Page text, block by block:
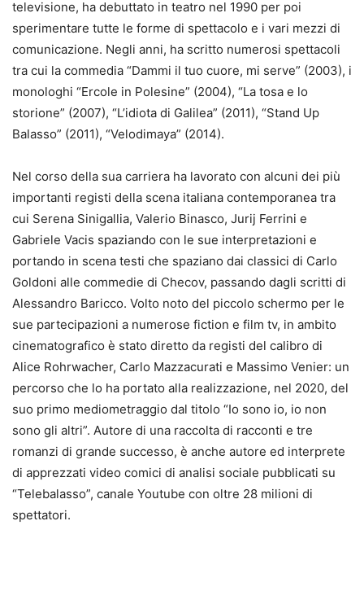
televisione, ha debuttato in teatro nel 1990 per poi
sperimentare tutte le forme di spettacolo e i vari mezzi di
comunicazione. Negli anni, ha scritto numerosi spettacoli
tra cui la commedia “Dammi il tuo cuore, mi serve” (2003), i
monologhi “Ercole in Polesine” (2004), “La tosa e lo
storione” (2007), “L’idiota di Galilea” (2011), “Stand Up
Balasso” (2011), “Velodimaya” (2014).
Nel corso della sua carriera ha lavorato con alcuni dei più
importanti registi della scena italiana contemporanea tra
cui Serena Sinigallia, Valerio Binasco, Jurij Ferrini e
Gabriele Vacis spaziando con le sue interpretazioni e
portando in scena testi che spaziano dai classici di Carlo
Goldoni alle commedie di Checov, passando dagli scritti di
Alessandro Baricco. Volto noto del piccolo schermo per le
sue partecipazioni a numerose fiction e film tv, in ambito
cinematografico è stato diretto da registi del calibro di
Alice Rohrwacher, Carlo Mazzacurati e Massimo Venier: un
percorso che lo ha portato alla realizzazione, nel 2020, del
suo primo mediometraggio dal titolo “Io sono io, io non
sono gli altri”. Autore di una raccolta di racconti e tre
romanzi di grande successo, è anche autore ed interprete
di apprezzati video comici di analisi sociale pubblicati su
“Telebalasso”, canale Youtube con oltre 28 milioni di
spettatori.